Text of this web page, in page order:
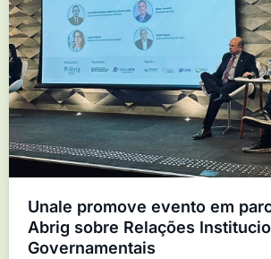
Unale promove evento em
Abrig sobre Relações
Governamentais